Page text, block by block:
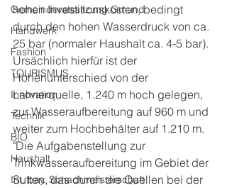
Gemeinderatssitzung Gmund
Handwerk
Fashion
TOURISMUS
Innovation
Technik
BIO
Haushalt
Int. bay. Schachmeisterschaft
hohen Investitionskosten, bedingt
durch den hohen Wasserdruck von ca.
25 bar (normaler Haushalt ca. 4-5 bar).
Ursächlich hierfür ist der
Höhenunterschied von der
Lahnerquelle, 1.240 m hoch gelegen,
zur Wasseraufbereitung auf 960 m und
weiter zum Hochbehälter auf 1.210 m.
"Die Aufgabenstellung zur
Trinkwasseraufbereitung im Gebiet der
Sutten, das durch die Quellen bei der